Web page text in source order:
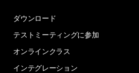
ダウンロード
テストミーティングに参加
オンラインクラス
インテグレーション